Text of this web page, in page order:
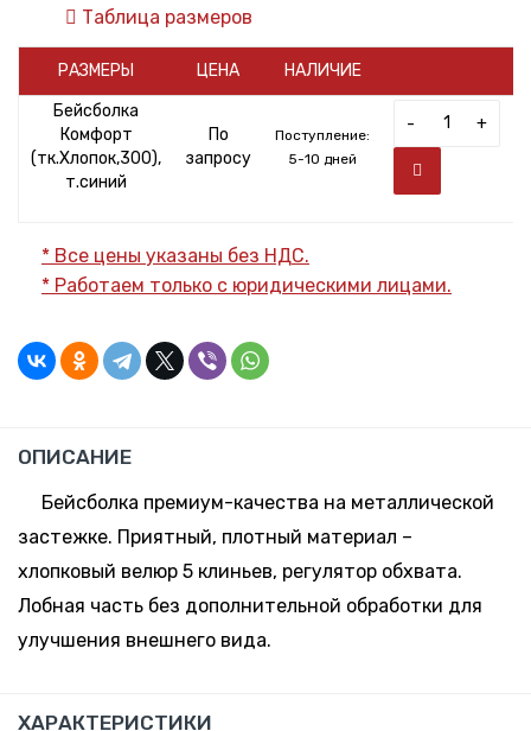
Таблица размеров
РАЗМЕРЫ ЦЕНА
НАЛИЧИЕ
Бейсболка
Комфорт
(тк.Хлопок,300),
т.синий
По
запросу
Поступление:
5-10 дней
- +
* Все цены указаны без НДС.
* Работаем только с юридическими лицами.
ОПИСАНИЕ
Бейсболка премиум-качества на металлической
застежке. Приятный, плотный материал –
хлопковый велюр 5 клиньев, регулятор обхвата.
Лобная часть без дополнительной обработки для
улучшения внешнего вида.
ХАРАКТЕРИСТИКИ